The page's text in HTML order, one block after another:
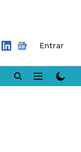
Entrar
DN LAB